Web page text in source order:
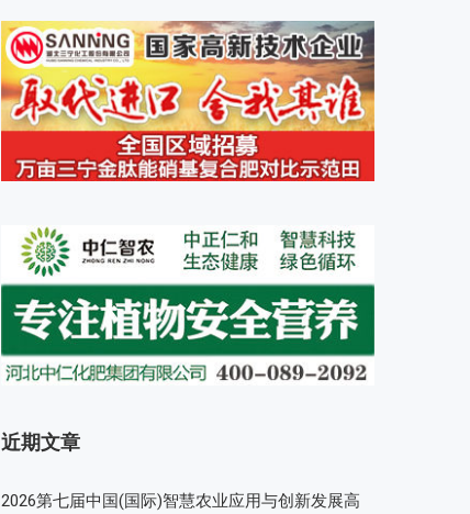
近期文章
2026第七届中国(国际)智慧农业应用与创新发展高